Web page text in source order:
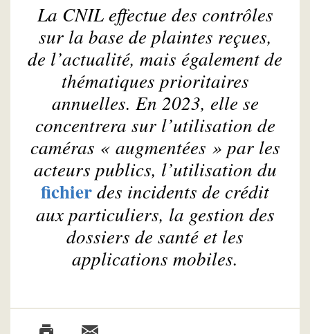
La CNIL effectue des contrôles
sur la base de plaintes reçues,
de l’actualité, mais également de
thématiques prioritaires
annuelles. En 2023, elle se
concentrera sur l’utilisation de
caméras « augmentées » par les
acteurs publics, l’utilisation du
fichierdes incidents de crédit
aux particuliers, la gestion des
dossiers de santé et les
applications mobiles.